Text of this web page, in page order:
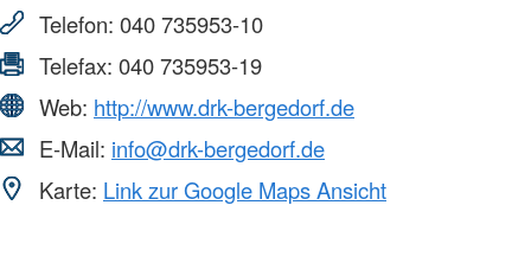
Telefon: 040 735953-10
Telefax: 040 735953-19
Web: http://www.drk-bergedorf.de
E-Mail: info@drk-bergedorf.de
Karte: Link zur Google Maps Ansicht